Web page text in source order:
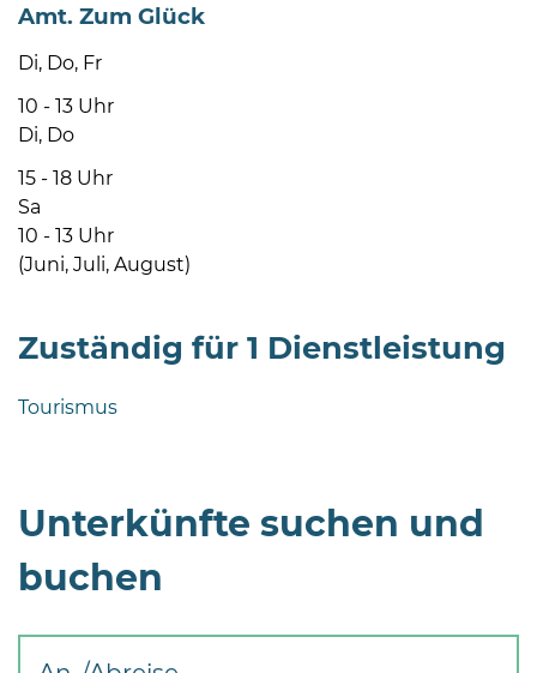
Do
08
und
sowie
außerhalb
der
Öffnungszeiten
Amt. Zum Glück
Di, Do, Fr
10 - 13 Uhr
Di, Do
15 - 18 Uhr
Sa
10 - 13 Uhr
(Juni, Juli, August)
Zuständig für 1 Dienstleistung
Tourismus
Unterkünfte suchen und
buchen